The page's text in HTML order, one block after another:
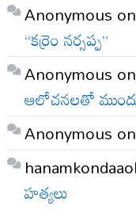
Anonymous on
“కర్రెం నర్సప్ప”
Anonymous on
ఆలోచనలతో
Anonymous on
హత్యలు